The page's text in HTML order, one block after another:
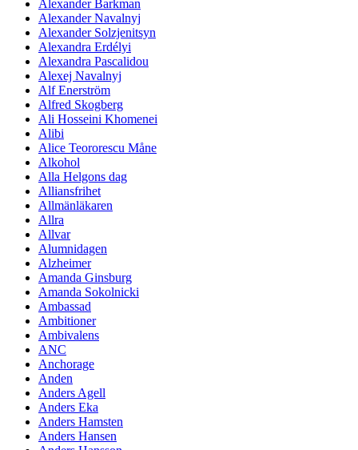
Alexander Barkman
Alexander Navalnyj
Alexander Solzjenitsyn
Alexandra Erdélyi
Alexandra Pascalidou
Alexej Navalnyj
Alf Enerström
Alfred Skogberg
Ali Hosseini Khomenei
Alibi
Alice Teororescu Måne
Alkohol
Alla Helgons dag
Alliansfrihet
Allmänläkaren
Allra
Allvar
Alumnidagen
Alzheimer
Amanda Ginsburg
Amanda Sokolnicki
Ambassad
Ambitioner
Ambivalens
ANC
Anchorage
Anden
Anders Agell
Anders Eka
Anders Hamsten
Anders Hansen